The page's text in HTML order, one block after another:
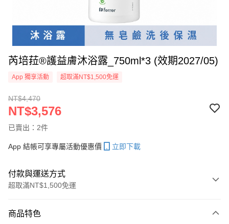
芮培菈®護益膚沐浴露_750ml*3 (效期2027/05)
App 獨享活動 超取滿NT$1,500免運
NT$4,470
NT$3,576
已賣出：2件
App 結帳可享專屬活動優惠價 立即下載
付款與運送方式
超取滿NT$1,500免運
信用卡一次付款
商品特色